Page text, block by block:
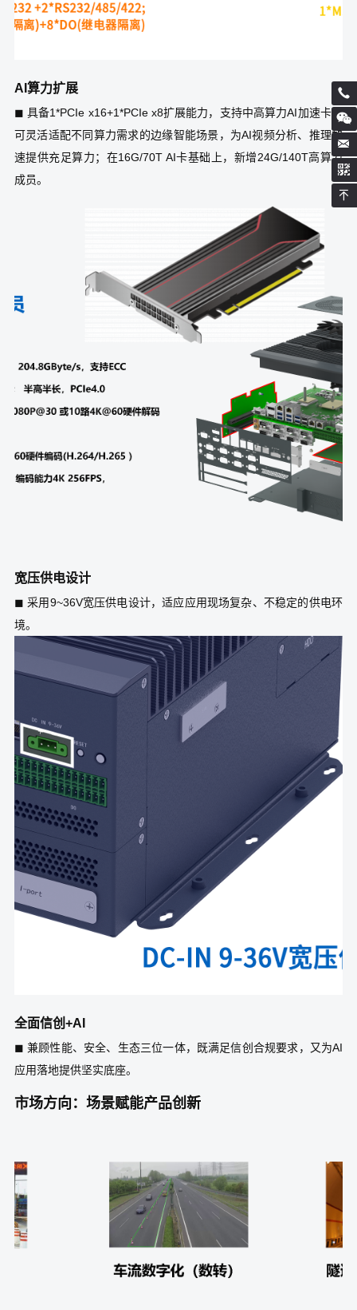
AI算力扩展
◼ 具备1*PCIe x16+1*PCIe x8扩展能力，支持中高算力AI加速卡，
可灵活适配不同算力需求的边缘智能场景，为AI视频分析、推理加
速提供充足算力；在16G/70T AI卡基础上，新增24G/140T高算力
成员。
宽压供电设计
◼ 采用9~36V宽压供电设计，适应应用现场复杂、不稳定的供电环
境。
全面信创+AI
◼ 兼顾性能、安全、生态三位一体，既满足信创合规要求，又为AI
应用落地提供坚实底座。
市场方向：场景赋能产品创新